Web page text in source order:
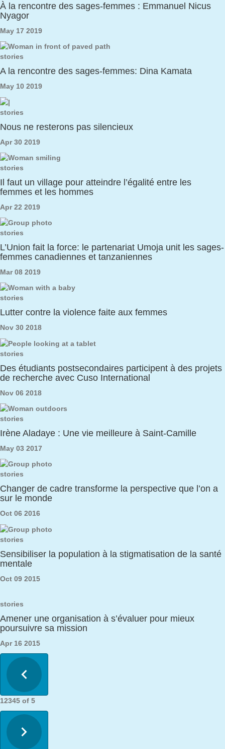
À la rencontre des sages-femmes : Emmanuel Nicus
Nyagor
May 17 2019
stories
A la rencontre des sages-femmes: Dina Kamata
May 10 2019
stories
Nous ne resterons pas silencieux
Apr 30 2019
stories
Il faut un village pour atteindre l’égalité entre les
femmes et les hommes
Apr 22 2019
stories
L’Union fait la force: le partenariat Umoja unit les sages-
femmes canadiennes et tanzaniennes
Mar 08 2019
stories
Lutter contre la violence faite aux femmes
Nov 30 2018
stories
Des étudiants postsecondaires participent à des projets
de recherche avec Cuso International
Nov 06 2018
stories
Irène Aladaye : Une vie meilleure à Saint-Camille
May 03 2017
stories
Changer de cadre transforme la perspective que l’on a
sur le monde
Oct 06 2016
stories
Sensibiliser la population à la stigmatisation de la santé
mentale
Oct 09 2015
stories
Amener une organisation à s’évaluer pour mieux
poursuivre sa mission
Apr 16 2015
12345 of 5